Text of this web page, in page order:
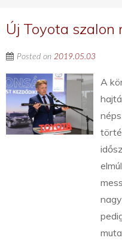
Új Toyota
Posted on 2019.05.03
A